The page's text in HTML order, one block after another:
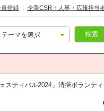
登録 企業CSR・人事・広報担当
検索
スティバル2024」清掃ボランテ